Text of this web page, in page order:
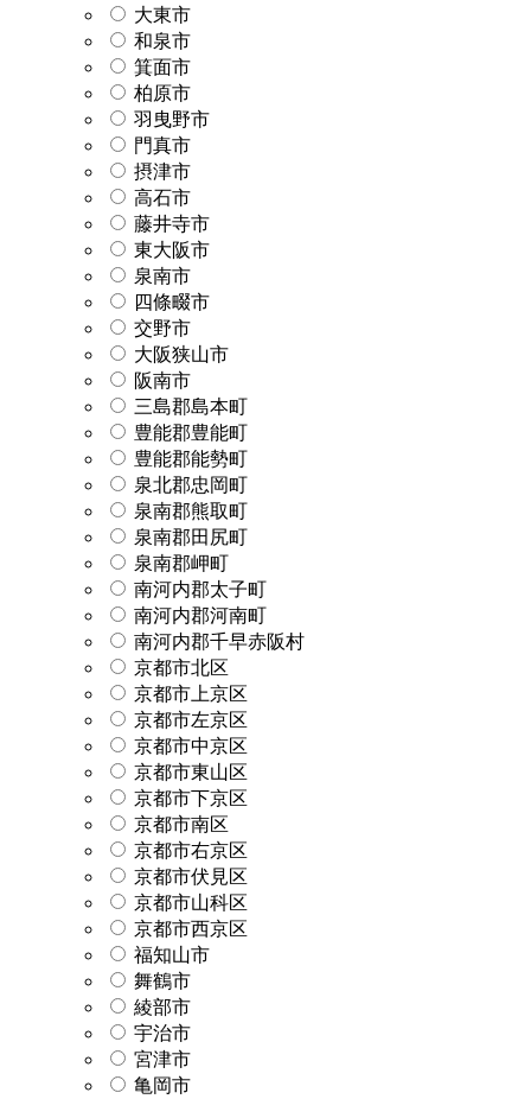
大東市
和泉市
箕面市
柏原市
羽曳野市
門真市
摂津市
高石市
藤井寺市
東大阪市
泉南市
四條畷市
交野市
大阪狭山市
阪南市
三島郡島本町
豊能郡豊能町
豊能郡能勢町
泉北郡忠岡町
泉南郡熊取町
泉南郡田尻町
泉南郡岬町
南河内郡太子町
南河内郡河南町
南河内郡千早赤阪村
京都市北区
京都市上京区
京都市左京区
京都市中京区
京都市東山区
京都市下京区
京都市南区
京都市右京区
京都市伏見区
京都市山科区
京都市西京区
福知山市
舞鶴市
綾部市
宇治市
宮津市
亀岡市